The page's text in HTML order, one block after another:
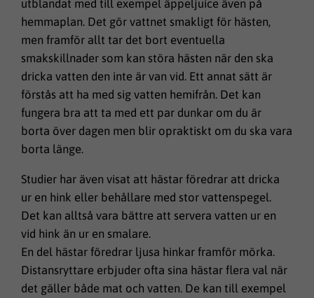
utblandat med till exempel äppeljuice även på
hemmaplan. Det gör vattnet smakligt för hästen,
men framför allt tar det bort eventuella
smakskillnader som kan störa hästen när den ska
dricka vatten den inte är van vid. Ett annat sätt är
förstås att ha med sig vatten hemifrån. Det kan
fungera bra att ta med ett par dunkar om du är
borta över dagen men blir opraktiskt om du ska vara
borta länge.
Studier har även visat att hästar föredrar att dricka
ur en hink eller behållare med stor vattenspegel.
Det kan alltså vara bättre att servera vatten ur en
vid hink än ur en smalare.
En del hästar föredrar ljusa hinkar framför mörka.
Distansryttare erbjuder ofta sina hästar flera val när
det gäller både mat och vatten. De kan till exempel